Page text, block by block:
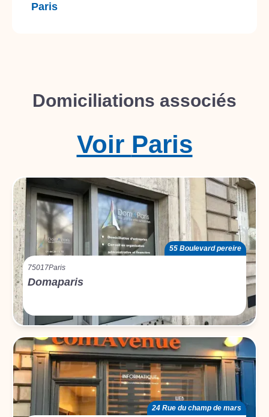
Paris
Domiciliations associés
Paris
Voir
55 Boulevard pereire
75017Paris
Domaparis
24 Rue du champ de mars